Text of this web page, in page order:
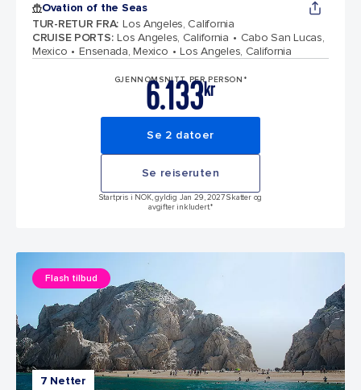
Ovation of the Seas
TUR-RETUR FRA: Los Angeles, California
CRUISE PORTS: Los Angeles, California
Cabo San Lucas,
Mexico
Ensenada, Mexico Los Angeles, California
GJENNOMSNITT PER PERSON*
kr
6.133
Se 2 datoer
Se reiseruten
Startpris i NOK, gyldig Jan 29, 2027 Skatter og
avgifter inkludert.*
7 Netter
Flash tilbud